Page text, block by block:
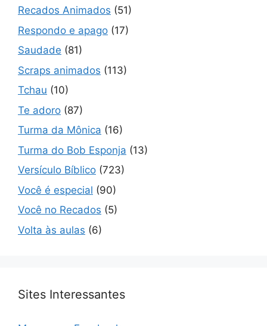
Recados Animados (51)
Respondo e apago (17)
Saudade (81)
Scraps animados (113)
Tchau (10)
Te adoro (87)
Turma da Mônica (16)
Turma do Bob Esponja (13)
Versículo Bíblico (723)
Você é especial (90)
Você no Recados (5)
Volta às aulas (6)
Sites Interessantes